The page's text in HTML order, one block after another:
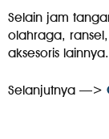
Selain jam
olahraga,
aksesoris lainnya.
Selanjutnya —>